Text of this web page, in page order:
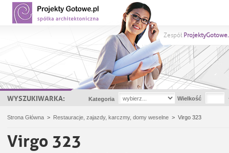
Zespół
WYSZUKIWARKA: Kategoria Wielkość
Strona Główna > Restauracje, zajazdy, karczmy, domy weselne > Virgo 323
Virgo 323